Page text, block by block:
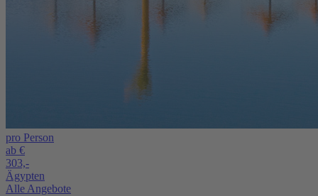
pro Person
ab €
303,-
Ägypten
Alle Angebote